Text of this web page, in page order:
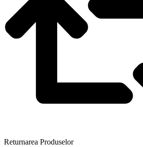
Returnarea Produselor